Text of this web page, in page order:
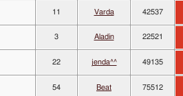
11 Varda 42537
3 Aladin 22521
22 jenda^^ 49135
54 Beat 75512